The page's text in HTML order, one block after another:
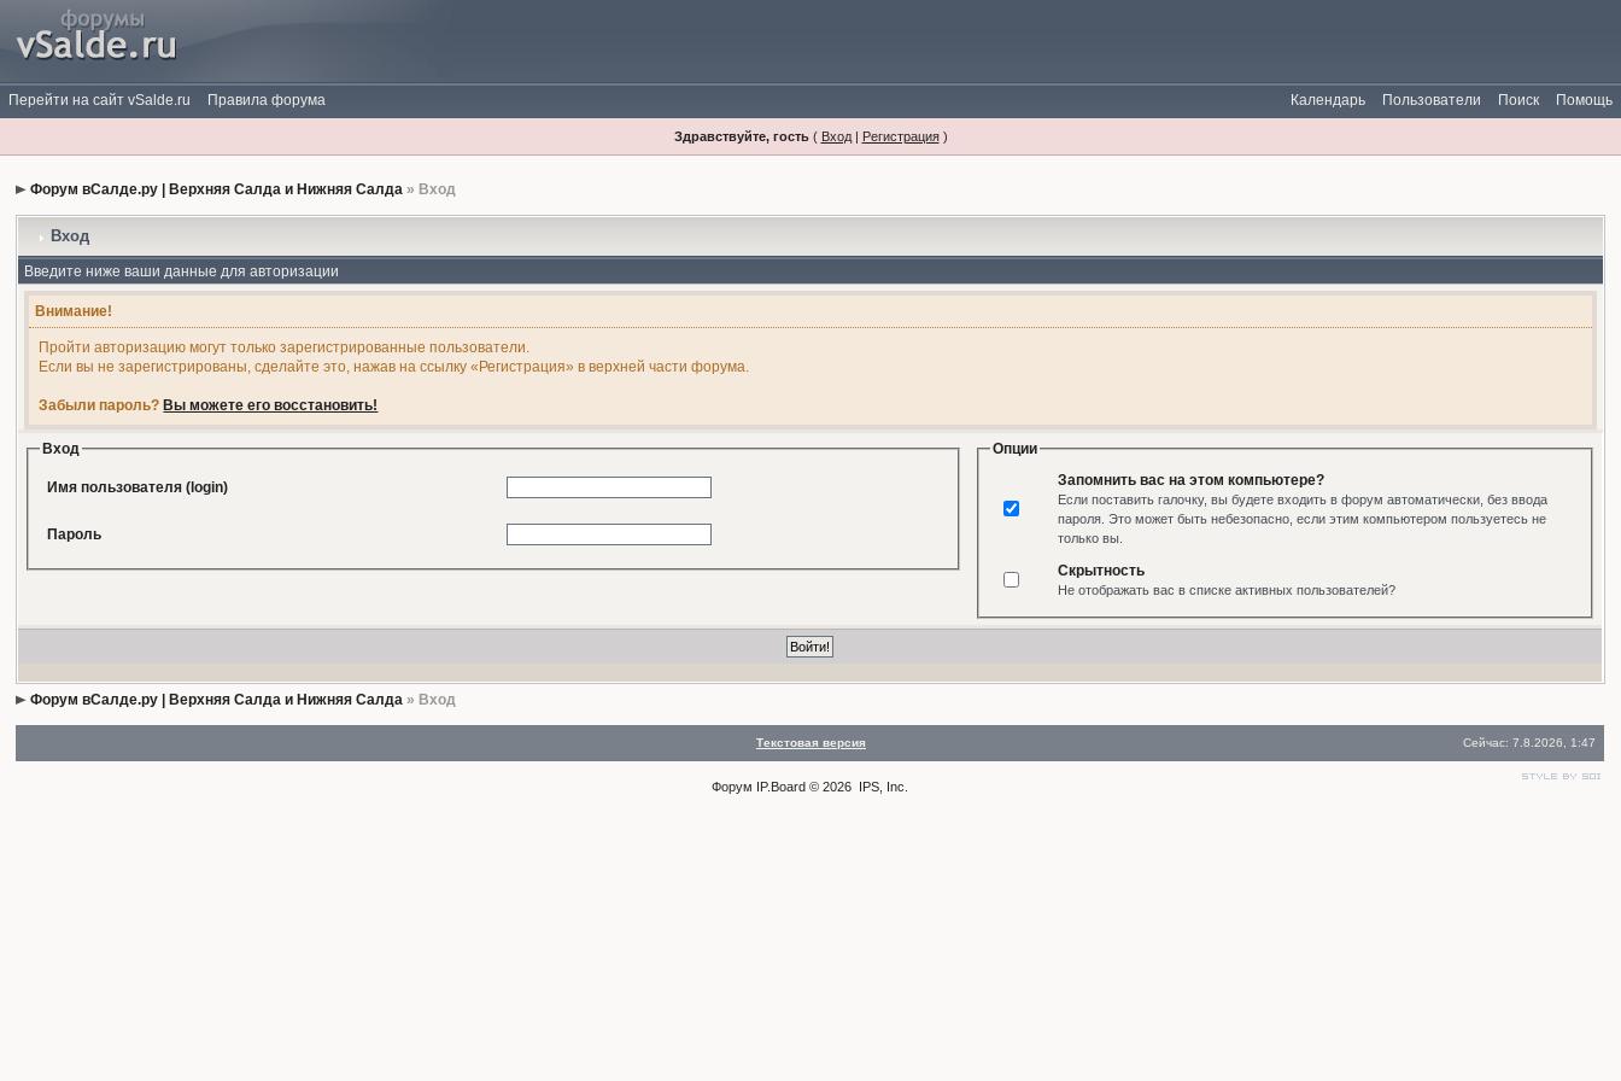
Перейти на сайт vSalde.ru Правила форума Помощь
Поиск
Пользователи
Календарь
Здравствуйте, гость( Вход| Регистрация)
Форум вСалде.ру | Верхняя Салда и Нижняя Салда » Вход
Вход
Введите ниже ваши данные для авторизации
Внимание!
Пройти авторизацию могут только зарегистрированные пользователи.
Если вы не зарегистрированы, сделайте это, нажав на ссылку «Регистрация» в верхней части форума.
Забыли пароль? Вы можете его восстановить!
Вход
Имя пользователя (login)
Пароль
Опции
Запомнить вас на этом компьютере?
Если поставить галочку, вы будете входить в форум автоматически, без ввода
пароля. Это может быть небезопасно, если этим компьютером пользуетесь не
только вы.
Скрытность
Не отображать вас в списке активных пользователей?
Форум вСалде.ру | Верхняя Салда и Нижняя Салда » Вход
Текстовая версия Сейчас: 7.8.2026, 1:47
Форум IP.Board © 2026 IPS, Inc